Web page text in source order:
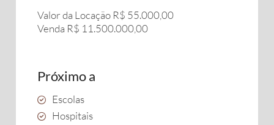
Valor da Locação R$ 55.000,00
Venda R$ 11.500.000,00
Próximo a
Escolas
Hospitais